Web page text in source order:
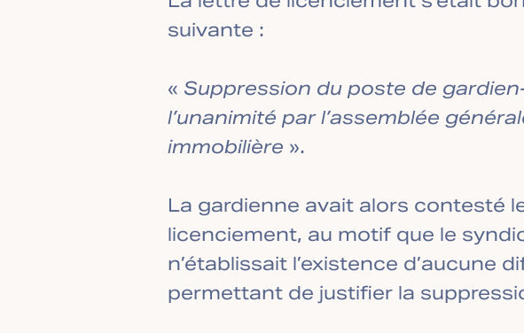
suivante :
«Suppression du poste de
l’unanimité par l’assemblée
immobilière».
La gardienne avait alors contesté
licenciement, au motif que le
n’établissait l’existence d’aucune
permettant de justifier la